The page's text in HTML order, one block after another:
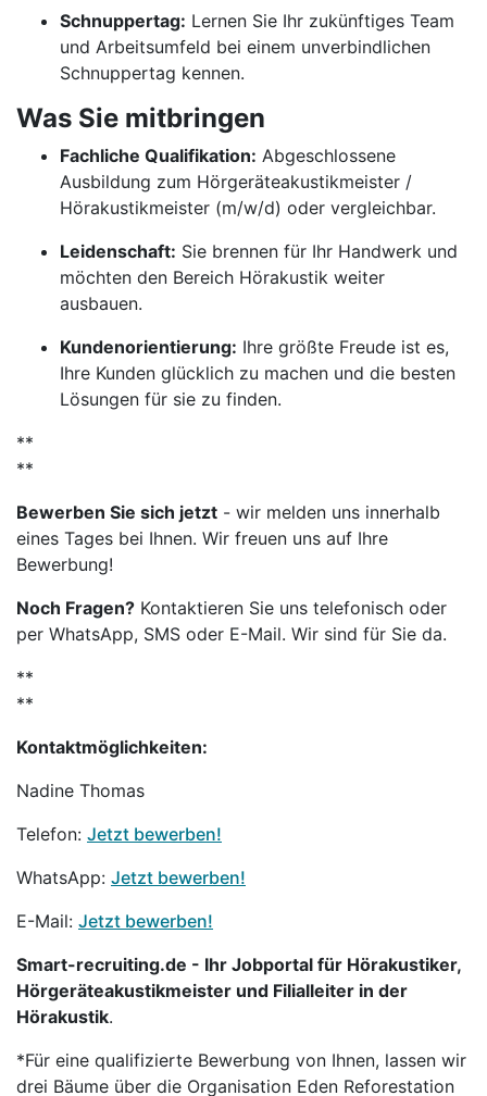
Schnuppertag: Lernen Sie Ihr zukünftiges Team
und Arbeitsumfeld bei einem unverbindlichen
Schnuppertag kennen.
Was Sie mitbringen
Fachliche Qualifikation: Abgeschlossene
Ausbildung zum Hörgeräteakustikmeister /
Hörakustikmeister (m/w/d) oder vergleichbar.
Leidenschaft: Sie brennen für Ihr Handwerk und
möchten den Bereich Hörakustik weiter
ausbauen.
Kundenorientierung: Ihre größte Freude ist es,
Ihre Kunden glücklich zu machen und die besten
Lösungen für sie zu finden.
**
**
Bewerben Sie sich jetzt - wir melden uns innerhalb
eines Tages bei Ihnen. Wir freuen uns auf Ihre
Bewerbung!
Noch Fragen? Kontaktieren Sie uns telefonisch oder
per WhatsApp, SMS oder E-Mail. Wir sind für Sie da.
**
**
Kontaktmöglichkeiten:
Nadine Thomas
Telefon: Jetzt bewerben!
WhatsApp: Jetzt bewerben!
E-Mail: Jetzt bewerben!
Smart-recruiting.de - Ihr Jobportal für Hörakustiker,
Hörgeräteakustikmeister und Filialleiter in der
Hörakustik.
*Für eine qualifizierte Bewerbung von Ihnen, lassen wir
drei Bäume über die Organisation Eden Reforestation